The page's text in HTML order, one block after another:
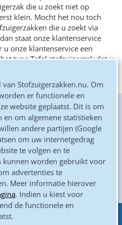
die u zoekt niet op
klein. Mocht het nou toch
die u zoekt via
staat onze klantenservice
onze klantenservice een
type Tefal stofzuigerzak dat u
stofzuigerzakken voor u
aan u toesturen.
online
microvezel zakken
verzonden
de brievenbus
Stofzuigerzakken.nu. Om
er functionele en
website geplaatst. Dit is om
en om algemene statistieken
andere partijen (Google
om uw internetgedrag
te volgen en te
kunnen worden gebruikt voor
advertenties te
Meer informatie hierover
. Indien u kiest voor
de functionele en